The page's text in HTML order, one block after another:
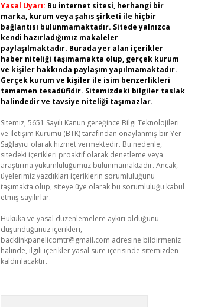
Yasal Uyarı: Bu internet sitesi, herhangi bir
marka, kurum veya şahıs şirketi ile hiçbir
bağlantısı bulunmamaktadır. Sitede yalnızca
kendi hazırladığımız makaleler
paylaşılmaktadır. Burada yer alan içerikler
haber niteliği taşımamakta olup, gerçek kurum
ve kişiler hakkında paylaşım yapılmamaktadır.
Gerçek kurum ve kişiler ile isim benzerlikleri
tamamen tesadüfidir. Sitemizdeki bilgiler taslak
halindedir ve tavsiye niteliği taşımazlar.
Sitemiz, 5651 Sayılı Kanun gereğince Bilgi Teknolojileri
ve İletişim Kurumu (BTK) tarafından onaylanmış bir Yer
Sağlayıcı olarak hizmet vermektedir. Bu nedenle,
sitedeki içerikleri proaktif olarak denetleme veya
araştırma yükümlülüğümüz bulunmamaktadır. Ancak,
üyelerimiz yazdıkları içeriklerin sorumluluğunu
taşımakta olup, siteye üye olarak bu sorumluluğu kabul
etmiş sayılırlar.
Hukuka ve yasal düzenlemelere aykırı olduğunu
düşündüğünüz içerikleri,
backlinkpanelicomtr@gmail.com adresine bildirmeniz
halinde, ilgili içerikler yasal süre içerisinde sitemizden
kaldırılacaktır.